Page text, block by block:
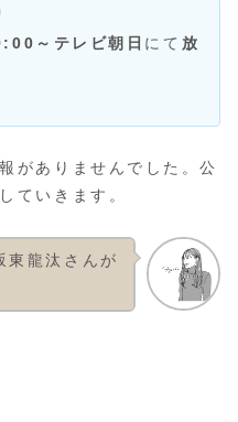
～テレビ朝日 にて 放
がありませんでした。公
ていきます。
東龍汰さんが